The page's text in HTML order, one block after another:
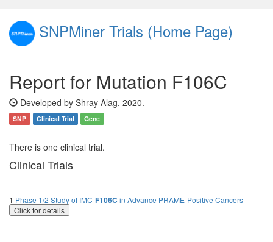
SNPMiner Trials (Home Page)
Report for Mutation F106C
Developed by Shray Alag, 2020.
SNP Clinical Trial Gene
There is one clinical trial.
Clinical Trials
1 Phase 1/2 Study of IMC-F106C in Advance PRAME-Positive Cancers
Click for details